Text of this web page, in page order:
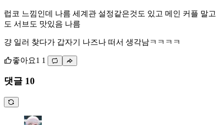
럽코 느낌인데 나름 세계관 설정같은것도 있고 메인 커플 말고
도 서브도 맛있음 나름
걍 일러 찾다가 갑자기 나즈나 떠서 생각남ㅋㅋㅋㅋ
좋아요1 1
댓글 10